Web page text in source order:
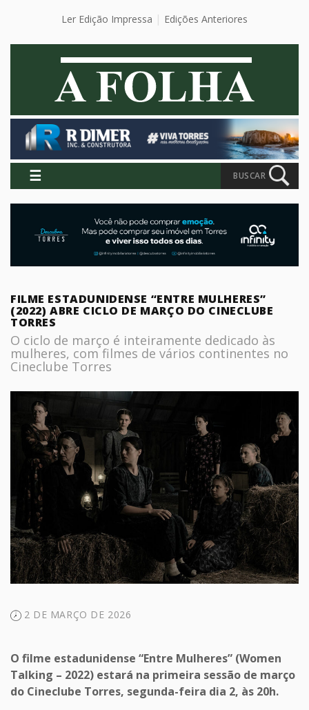
Ler Edição Impressa Edições Anteriores
☰ BUSCAR
FILME ESTADUNIDENSE “ENTRE MULHERES”
(2022) ABRE CICLO DE MARÇO DO CINECLUBE
TORRES
O ciclo de março é inteiramente dedicado às
mulheres, com filmes de vários continentes no
Cineclube Torres
2 DE MARÇO DE 2026
O filme estadunidense “Entre Mulheres” (Women
Talking – 2022) estará na primeira sessão de março
do Cineclube Torres, segunda-feira dia 2, às 20h.